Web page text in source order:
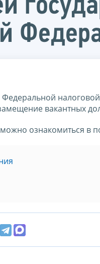
вакантных
ознакомиться в